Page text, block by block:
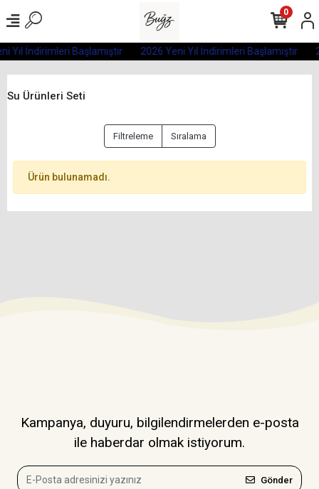
Yıl İndirimleri Başlamıştır 2026 Yeni Yıl İndirimleri Başlamıştır
0
Su Ürünleri Seti
Filtreleme Sıralama
Ürün bulunamadı.
Kampanya, duyuru, bilgilendirmelerden e-posta
ile haberdar olmak istiyorum.
Gönder